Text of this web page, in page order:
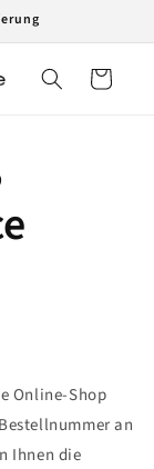
Warenkorb
Online-Shop
an
Ihnen die